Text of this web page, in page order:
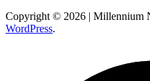
Copyright © 2026 | Millennium
WordPress.